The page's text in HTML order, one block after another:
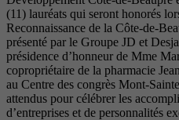
(11) lauréats qui seront honorés
Reconnaissance de la Côte-de-
présenté par le Groupe JD et
présidence d’honneur de Mme
copropriétaire de la pharmacie
au Centre des congrès Mont-
attendus pour célébrer les
d’entreprises et de personnalités